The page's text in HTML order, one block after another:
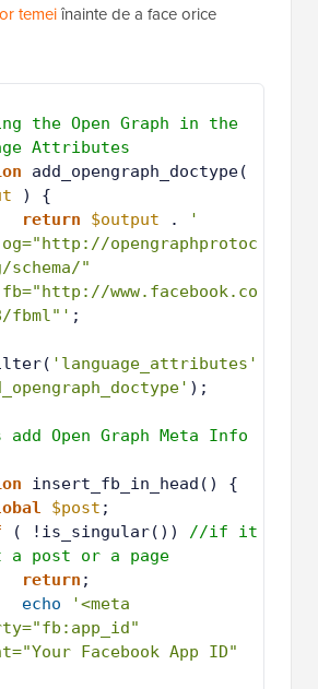
temeiînainte de a face orice
the Open Graph in the
Attributes
) {
return
$output .
'
opengraphprotoc
"
www.facebook.co
fbml"' ;
'language_attributes'
);
Open Graph Meta Info
insert_fb_in_head() {
$post ;
( !is_singular()) //if it
a post or a page
return ;
echo
'<meta
Facebook App ID"